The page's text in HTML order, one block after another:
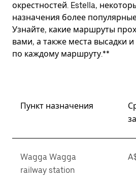
окрестностей. Estella,
назначения более
Узнайте, какие маршруты
вами, а также места высадки
по каждому маршруту.**
Пункт назначения
Wagga Wagga
railway station